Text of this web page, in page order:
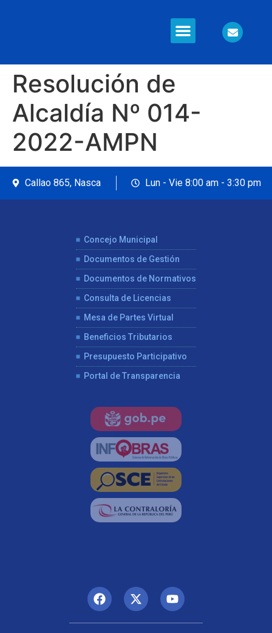
Resolución de
Alcaldía Nº 014-
2022-AMPN
Callao 865, Nasca Lun - Vie 8:00 am - 3:30 pm
Concejo Municipal
Documentos de Gestión
Documentos de Normativos
Consulta de Licencias
Mesa de Partes Virtual
Beneficios Tributarios
Presupuesto Participativo
Portal de Transparencia